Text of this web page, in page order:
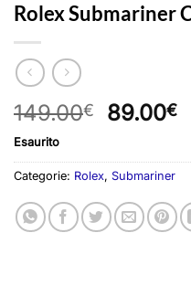
Rolex Submariner
149.00€
Il
era:
89.00€Il
Esaurito
Categorie: Rolex, Submariner